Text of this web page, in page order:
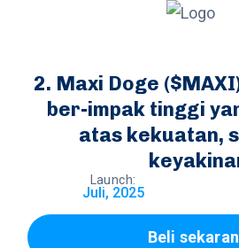
Maxi Doge
ber-impak tinggi
atas kekuatan,
Launch:
Juli, 2025
Beli